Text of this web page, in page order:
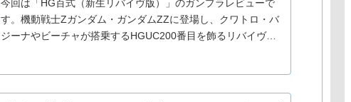
今回は「HG百式（新生リバイヴ版）」のガンプラレビューで
す。機動戦士Zガンダム・ガンダムZZに登場し、クワトロ・バ
ジーナやビーチャが搭乗するHGUC200番目を飾るリバイヴ版